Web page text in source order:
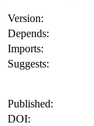
Version:
Depends:
Imports:
Suggests:
Published:
DOI: